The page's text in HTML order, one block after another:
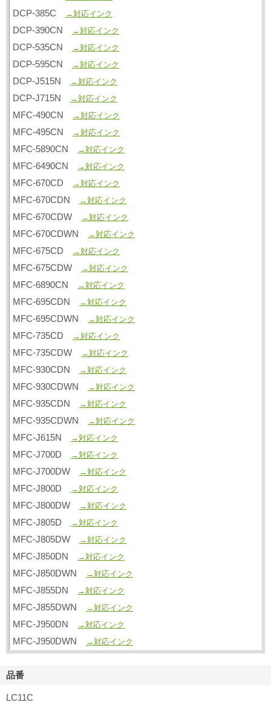
DCP-385C →対応インク
DCP-390CN →対応インク
DCP-535CN →対応インク
DCP-595CN →対応インク
DCP-J515N →対応インク
DCP-J715N →対応インク
MFC-490CN →対応インク
MFC-495CN →対応インク
MFC-5890CN →対応インク
MFC-6490CN →対応インク
MFC-670CD →対応インク
MFC-670CDN →対応インク
MFC-670CDW →対応インク
MFC-670CDWN →対応インク
MFC-675CD →対応インク
MFC-675CDW →対応インク
MFC-6890CN →対応インク
MFC-695CDN →対応インク
MFC-695CDWN →対応インク
MFC-735CD →対応インク
MFC-735CDW →対応インク
MFC-930CDN →対応インク
MFC-930CDWN →対応インク
MFC-935CDN →対応インク
MFC-935CDWN →対応インク
MFC-J615N →対応インク
MFC-J700D →対応インク
MFC-J700DW →対応インク
MFC-J800D →対応インク
MFC-J800DW →対応インク
MFC-J805D →対応インク
MFC-J805DW →対応インク
MFC-J850DN →対応インク
MFC-J850DWN →対応インク
MFC-J855DN →対応インク
MFC-J855DWN →対応インク
MFC-J950DN →対応インク
MFC-J950DWN →対応インク
品番
LC11C